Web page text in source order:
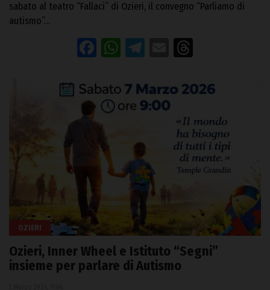
sabato al teatro “Fallaci” di Ozieri, il convegno “Parliamo di
autismo”…
Facebook
WhatsApp
Telegram
Email
OZIERI
Ozieri, Inner Wheel e Istituto “Segni”
insieme per parlare di Autismo